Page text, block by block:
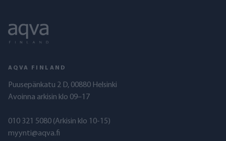
AQVA FINLAND
Puusepänkatu 2 D, 00880 Helsinki
Avoinna arkisin klo 09–17
010 321 5080 (Arkisin klo 10-15)
myynti@aqva.fi